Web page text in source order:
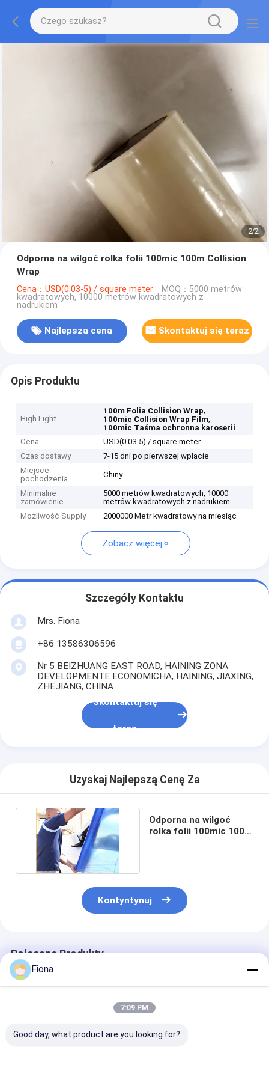
2/2
Odporna na wilgoć rolka folii 100mic 100m Collision
Wrap
Cena：USD(0.03-5) / square meter MOQ：5000 metrów
kwadratowych, 10000 metrów kwadratowych z
nadrukiem
Najlepsza cena Skontaktuj się teraz
Opis Produktu
High Light
100m Folia Collision Wrap,
100mic Collision Wrap Film,
100mic Taśma ochronna karoserii
Cena
USD(0.03-5) / square meter
Czas dostawy
7-15 dni po pierwszej wpłacie
Miejsce
pochodzenia
Chiny
Minimalne
zamówienie
5000 metrów kwadratowych, 10000
metrów kwadratowych z nadrukiem
Możliwość Supply
2000000 Metr kwadratowy na miesiąc
Zobacz więcej
Szczegóły Kontaktu
Mrs. Fiona
+86 13586306596
Nr 5 BEIZHUANG EAST ROAD, HAINING ZONA
DEVELOPMENTE ECONOMICHA, HAINING, JIAXING,
ZHEJIANG, CHINA
Skontaktuj się
teraz
Uzyskaj Najlepszą Cenę Za
Odporna na wilgoć
rolka folii 100mic 100m
Kontyntynuj
Polecane Produkty
Fiona
7:09 PM
Good day, what product are you looking for?